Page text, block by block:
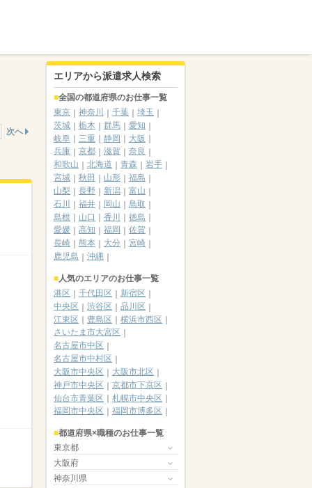
次へ
エリアから派遣求人検索
全国の都道府県のお仕事一覧
東京
神奈川 千葉
埼玉
茨城
栃木 群馬
愛知
岐阜
三重 静岡
大阪
兵庫
京都 滋賀
奈良
和歌山
北海道 青森
岩手
宮城
秋田 山形
福島
山梨
長野 新潟
富山
石川
福井 岡山
鳥取
島根
山口 香川
徳島
愛媛
高知 福岡
佐賀
長崎
熊本 大分
宮崎
鹿児島
沖縄
人気のエリアのお仕事一覧
港区
千代田区
新宿区
中央区
渋谷区
品川区
江東区
豊島区
横浜市西区
さいたま市大宮区
名古屋市中区
名古屋市中村区
大阪市中央区
大阪市北区
神戸市中央区
京都市下京区
仙台市青葉区
札幌市中央区
福岡市中央区
福岡市博多区
都道府県×職種のお仕事一覧
東京都
大阪府
神奈川県